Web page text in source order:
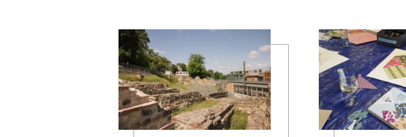
mehr erfahren